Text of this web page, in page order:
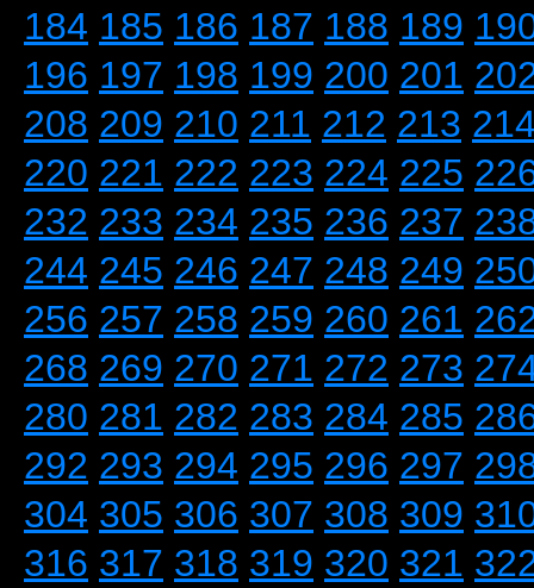
184 185 186 187 188 189
196 197 198 199 200 201
208 209 210 211 212 213
220 221 222 223 224 225
232 233 234 235 236 237
244 245 246 247 248 249
256 257 258 259 260 261
268 269 270 271 272 273
280 281 282 283 284 285
292 293 294 295 296 297
304 305 306 307 308 309
316 317 318 319 320 321